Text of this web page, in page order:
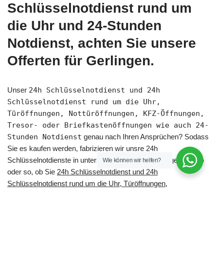
Schlüsselnotdienst rund um
die Uhr und 24-Stunden
Notdienst, achten Sie unsere
Offerten für Gerlingen.
Unser 24h Schlüsselnotdienst und 24h
Schlüsselnotdienst rund um die Uhr,
Türöffnungen, Nottüröffnungen, KFZ-Öffnungen,
Tresor- oder Briefkastenöffnungen wie auch 24-
Stunden Notdienst genau nach Ihren Ansprüchen? Sodass
Sie es kaufen werden, fabrizieren wir unsre 24h
Schlüsselnotdienste in unterschiedlichen Ausführungen an. So
oder so, ob Sie 24h Schlüsselnotdienst und 24h
Schlüsselnotdienst rund um die Uhr, Türöffnungen,
Wie können wir helfen?